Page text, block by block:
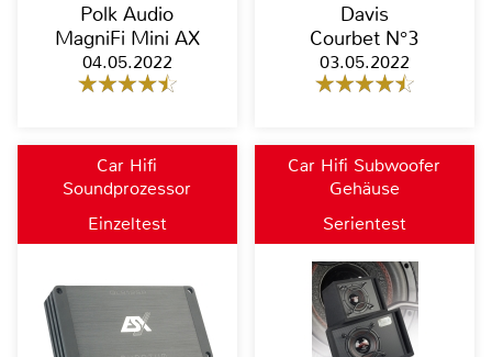
Polk Audio
MagniFi Mini AX
04.05.2022
Davis
Courbet N°3
03.05.2022
Car Hifi
Soundprozessor
Einzeltest
Car Hifi Subwoofer
Gehäuse
Serientest